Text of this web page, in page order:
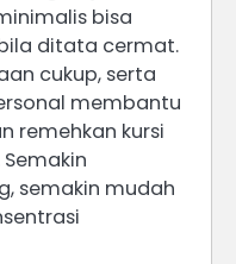
bisa
ditata cermat.
cukup, serta
membantu
remehkan kursi
semakin mudah